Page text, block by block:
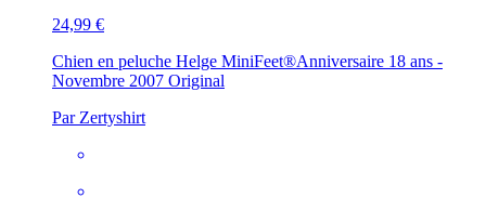
24,99 €
Chien en peluche Helge MiniFeet®Anniversaire 18 ans -
Novembre 2007 Original
Par Zertyshirt